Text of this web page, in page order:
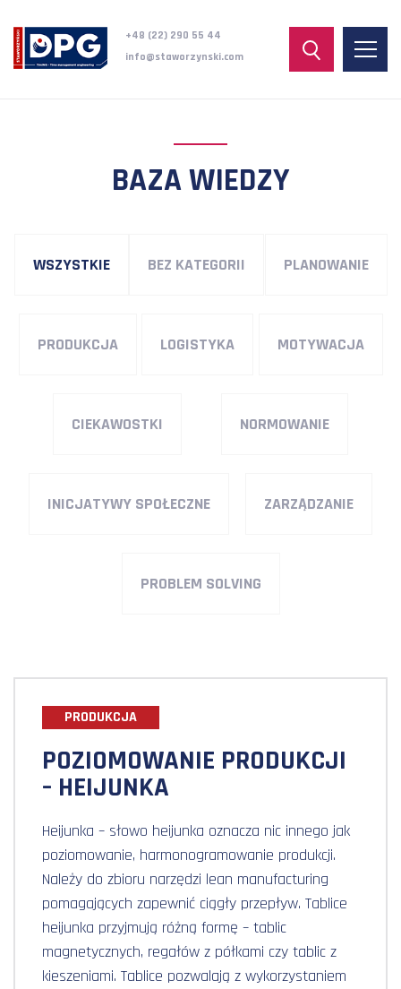
+48 (22) 290 55 44
info@staworzynski.com
BAZA WIEDZY
WSZYSTKIE BEZ KATEGORII PLANOWANIE
PRODUKCJA LOGISTYKA MOTYWACJA
CIEKAWOSTKI NORMOWANIE
INICJATYWY SPOŁECZNE ZARZĄDZANIE
PROBLEM SOLVING
PRODUKCJA
POZIOMOWANIE PRODUKCJI
– HEIJUNKA
Heijunka – słowo heijunka oznacza nic innego jak
poziomowanie, harmonogramowanie produkcji.
Należy do zbioru narzędzi lean manufacturing
pomagających zapewnić ciągły przepływ. Tablice
heijunka przyjmują różną formę – tablic
magnetycznych, regałów z półkami czy tablic z
kieszeniami. Tablice pozwalają z wykorzystaniem